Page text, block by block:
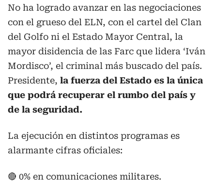
No ha logrado avanzar en las negociaciones
con el grueso del ELN, con el cartel del Clan
del Golfo ni el Estado Mayor Central, la
mayor disidencia de las Farc que lidera ‘Iván
Mordisco’, el criminal más buscado del país.
Presidente, la fuerza del Estado es la única
que podrá recuperar el rumbo del país y
de la seguridad.
La ejecución en distintos programas es
alarmante cifras oficiales:
🔴 0% en comunicaciones militares.